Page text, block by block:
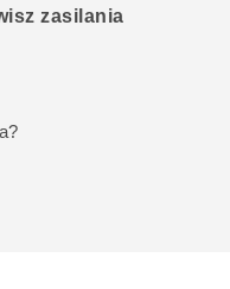
zasilania